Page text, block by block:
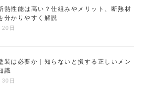
熱性能は高い？仕組みやメリット、断熱材
分かりやすく解説
日
装は必要か｜知らないと損する正しいメン
識
日